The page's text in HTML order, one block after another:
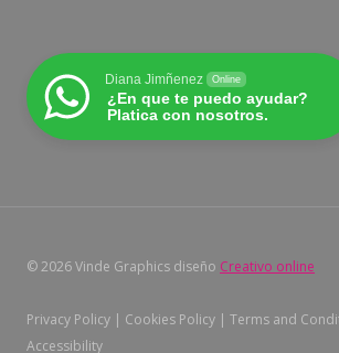
Diana Jimñenez Online
¿En que te puedo ayudar?
Platica con nosotros.
© 2026 Vinde Graphics diseño Creativo online
Privacy Policy | Cookies Policy | Terms and
Accessibility